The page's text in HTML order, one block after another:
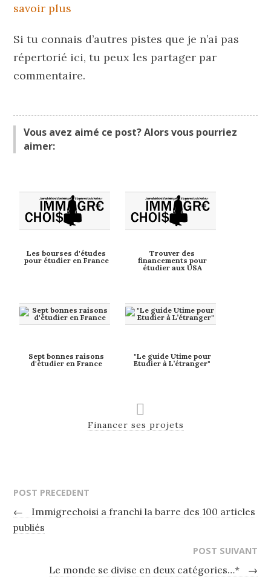
savoir plus
Si tu connais d’autres pistes que je n’ai pas
répertorié ici, tu peux les partager par
commentaire.
Vous avez aimé ce post? Alors vous pourriez
aimer:
Les bourses d'études
pour étudier en France
Trouver des
financements pour
étudier aux USA
Sept bonnes raisons
d'étudier en France
"Le guide Utime pour
Etudier à L’étranger"
Financer ses projets
POST PRECEDENT
←
Immigrechoisi a franchi la barre des 100 articles
publiés
POST SUIVANT
Le monde se divise en deux catégories…* →